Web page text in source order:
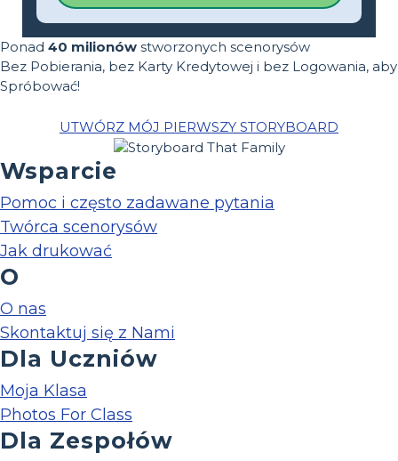
Ponad 40 milionów stworzonych scenorysów
Bez Pobierania, bez Karty Kredytowej i bez Logowania, aby
Spróbować!
UTWÓRZ MÓJ PIERWSZY STORYBOARD
Wsparcie
Pomoc i często zadawane pytania
Twórca scenorysów
Jak drukować
O
O nas
Skontaktuj się z Nami
Dla Uczniów
Moja Klasa
Photos For Class
Dla Zespołów